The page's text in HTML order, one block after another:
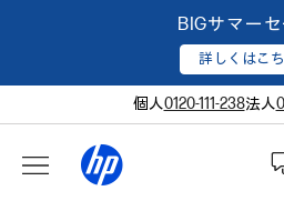
BIGサマー
詳しくはこ
個人0120-111-238法人